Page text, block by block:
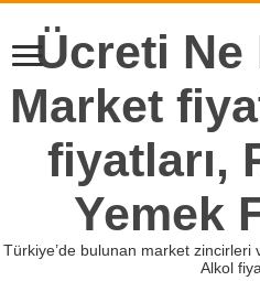
Ücreti Ne
Market
fiyatları,
Yemek
Türkiye’de bulunan market zincirleri
Alkol